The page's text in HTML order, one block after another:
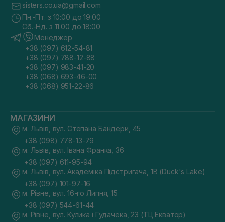
sisters.co.ua@gmail.com
Пн.-Пт. з 10:00 до 19:00
Сб.-Нд. з 11:00 до 18:00
Менеджер
+38 (097) 612-54-81
+38 (097) 788-12-88
+38 (097) 983-41-20
+38 (068) 693-46-00
+38 (068) 951-22-86
МАГАЗИНИ
м. Львів, вул. Степана Бандери, 45
+38 (098) 778-13-79
м. Львів, вул. Івана Франка, 36
+38 (097) 611-95-94
м. Львів, вул. Академіка Підстригача, 1В (Duck's Lake)
+38 (097) 101-97-16
м. Рівне, вул. 16-го Липня, 15
+38 (097) 544-61-44
м. Рівне, вул. Кулика і Гудачека, 23 (ТЦ Екватор)